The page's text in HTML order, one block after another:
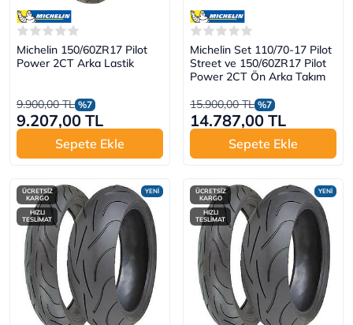
Michelin 150/60ZR17 Pilot
Power 2CT Arka Lastik
9.900,00 TL %7
9.207,00 TL
Sepete Ekle
Michelin Set 110/70-17 Pilot
Street ve 150/60ZR17 Pilot
Power 2CT Ön Arka Takım
15.900,00 TL %7
14.787,00 TL
Sepete Ekle
YENİ
ÜCRETSİZ
KARGO
HIZLI
TESLİMAT
YENİ
ÜCRETSİZ
KARGO
HIZLI
TESLİMAT